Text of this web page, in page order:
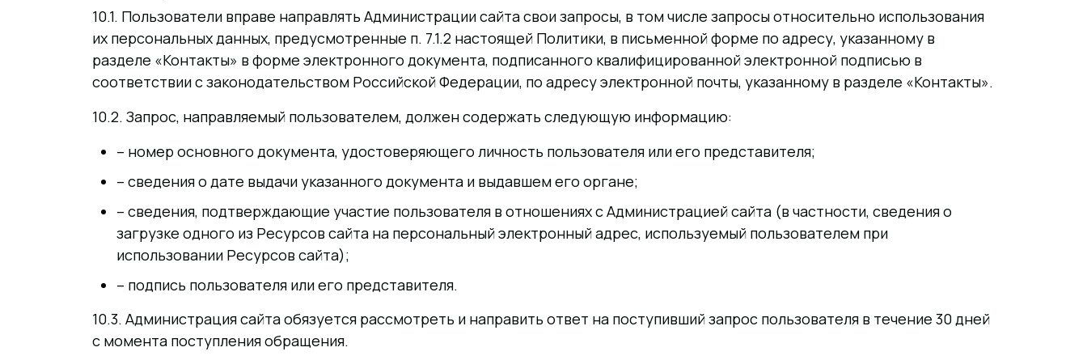
10.1. Пользователи вправе направлять Администрации сайта свои запросы, в том числе запросы относительно использования
их персональных данных, предусмотренные п. 7.1.2 настоящей Политики, в письменной форме по адресу, указанному в
разделе «Контакты» в форме электронного документа, подписанного квалифицированной электронной подписью в
соответствии с законодательством Российской Федерации, по адресу электронной почты, указанному в разделе «Контакты».
10.2. Запрос, направляемый пользователем, должен содержать следующую информацию:
– номер основного документа, удостоверяющего личность пользователя или его представителя;
– сведения о дате выдачи указанного документа и выдавшем его органе;
– сведения, подтверждающие участие пользователя в отношениях с Администрацией сайта (в частности, сведения о
загрузке одного из Ресурсов сайта на персональный электронный адрес, используемый пользователем при
использовании Ресурсов сайта);
– подпись пользователя или его представителя.
10.3. Администрация сайта обязуется рассмотреть и направить ответ на поступивший запрос пользователя в течение 30 дней
с момента поступления обращения.